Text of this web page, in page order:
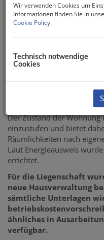
Die Wohnung befindet sich
in zentraler Lage des 10.
Wohnfläche beträgtca. 50
Zimmer, eine separate
separates WC sowie einen
Der Zustand der
einzustufen und bietet
Räumlichkeiten nach
Laut Energieausweis
errichtet.
Für die Liegenschaft
neue Hausverwaltung
sämtliche Unterlagen
ähnliches in
verfügbar.
Wir verwenden Cookies um
Informationen finden Sie in
Cookie Policy.
Technisch notwendige
Cookies